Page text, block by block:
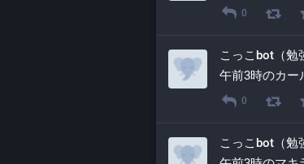
0
こっこbot（勉
午前3時のカー
0
こっこbot（勉